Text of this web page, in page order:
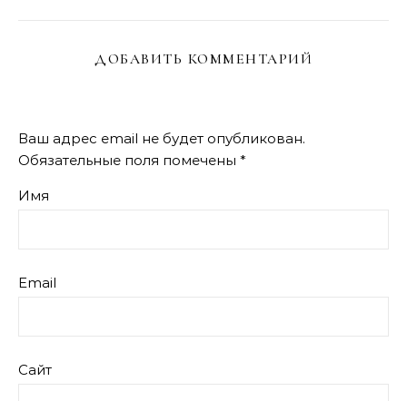
ДОБАВИТЬ КОММЕНТАРИЙ
Ваш адрес email не будет опубликован.
Обязательные поля помечены *
Имя
Email
Сайт